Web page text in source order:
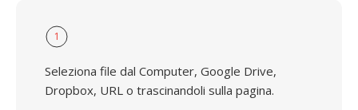
1
Seleziona file dal Computer, Google Drive,
Dropbox, URL o trascinandoli sulla pagina.